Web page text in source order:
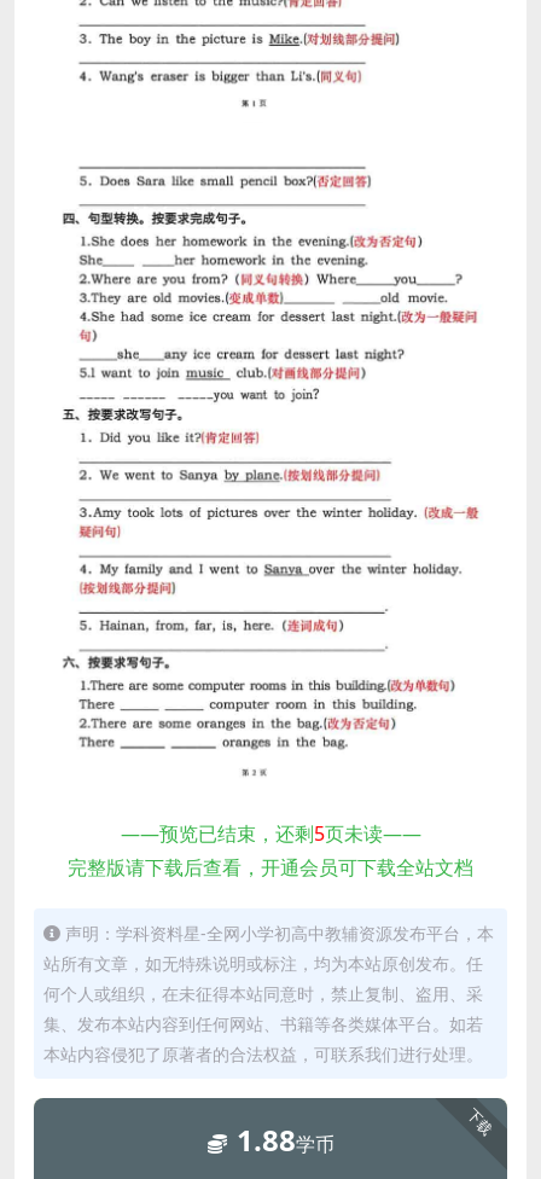
——预览已结束，还剩5页未读——
完整版请下载后查看，开通会员可下载全站文档
声明：学科资料星-全网小学初高中教辅资源发布平台，本
站所有文章，如无特殊说明或标注，均为本站原创发布。任
何个人或组织，在未征得本站同意时，禁止复制、盗用、采
集、发布本站内容到任何网站、书籍等各类媒体平台。如若
本站内容侵犯了原著者的合法权益，可联系我们进行处理。
下载
1.88学币